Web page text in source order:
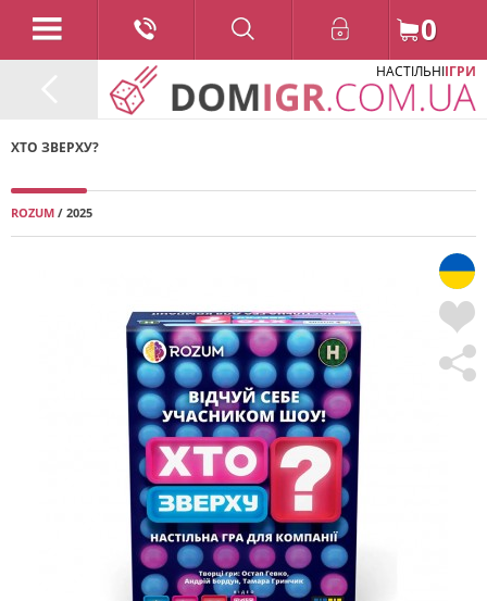
0
НАСТІЛЬНІІГРИ
ХТО ЗВЕРХУ?
ROZUM / 2025